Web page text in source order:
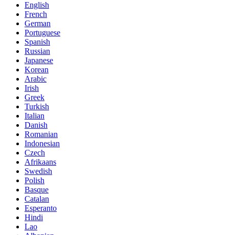
English
French
German
Portuguese
Spanish
Russian
Japanese
Korean
Arabic
Irish
Greek
Turkish
Italian
Danish
Romanian
Indonesian
Czech
Afrikaans
Swedish
Polish
Basque
Catalan
Esperanto
Hindi
Lao